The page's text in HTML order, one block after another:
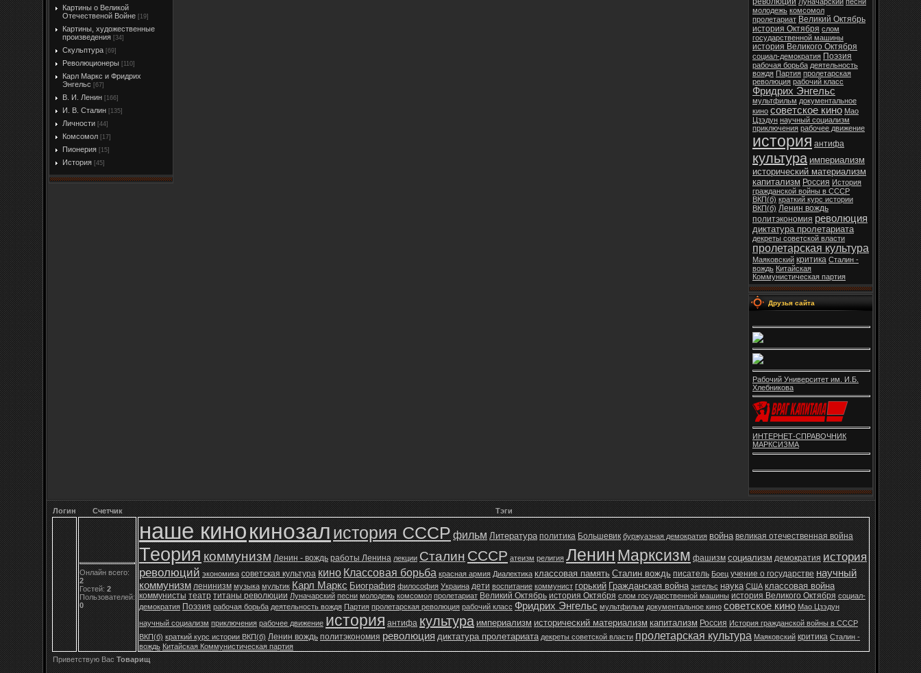
Картины о Великой
Отечественой Войне [19]
Картины, художественные
произведения [34]
Скульптура [69]
Революционеры [110]
Карл Маркс и Фридрих
Энгельс [67]
В. И. Ленин [166]
И. В. Сталин [135]
Личности [44]
Комсомол [17]
Пионерия [15]
История [45]
молодежь комсомол
пролетариат Великий Октябрь
история Октября слом
государственной машины
история Великого Октября
социал-демократия Поэзия
рабочая борьба деятельность
вождя Партия пролетарская
революция рабочий класс
Фридрих Энгельс
мультфильм документальное
кино советское кино Мао
Цзэдун научный социализм
приключения рабочее движение
история антифа
культура империализм
исторический материализм
капитализм Россия История
гражданской войны в СССР
ВКП(б) краткий курс истории
ВКП(б) Ленин вождь
политэкономия революция
диктатура пролетариата
декреты советской власти
пролетарская культура
Маяковский критика Сталин -
вождь Китайская
Коммунистическая партия
Друзья сайта
Рабочий Университет им. И.Б.
Хлебникова
ИНТЕРНЕТ-СПРАВОЧНИК
МАРКСИЗМА
Логин Счетчик Тэги
Онлайн всего:
2
Гостей:2
Пользователей:
0
наше кинокинозалистория СССРфильм Литература политика Большевик буржуазная демократия война великая отечественная война
Теория коммунизм Ленин - вождь работы Ленина лекции Сталин СССР атеизм религия ЛенинМарксизм фашизм социализм демократия история
революций экономика советская культура киноКлассовая борьба красная армия Диалектика классовая память Сталин вождь писатель Боец учение о государстве научный
коммунизм ленинизм музыка мультик Карл Маркс Биография философия Украина дети воспитание коммунист горький Гражданская война энгельс наука США классовая война
коммунисты театр титаны революции Луначарский песни молодежь комсомол пролетариат Великий Октябрь история Октября слом государственной машины история Великого Октября социал-
демократия Поэзия рабочая борьба деятельность вождя Партия пролетарская революция рабочий класс Фридрих Энгельс мультфильм документальное кино советское кино Мао Цзэдун
научный социализм приключения рабочее движение история антифа культура империализм исторический материализм капитализм Россия История гражданской войны в СССР
ВКП(б) краткий курс истории ВКП(б) Ленин вождь политэкономия революция диктатура пролетариата декреты советской власти пролетарская культура Маяковский критика Сталин -
вождь Китайская Коммунистическая партия
Приветствую Вас Товарищ